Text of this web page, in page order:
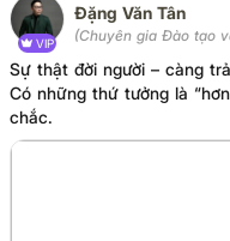
việc
cẩn
VIP
Đặng Văn Tân
(Chuyên gia Đào tạo
Sự thật đời người – càng
Có những thứ tưởng là
chắc.